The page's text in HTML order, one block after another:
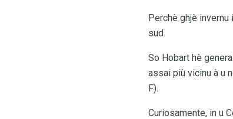
Perchè ghjè
sud.
So Hobart hè
assai più vicinu à u
F).
Curiosamente, in u